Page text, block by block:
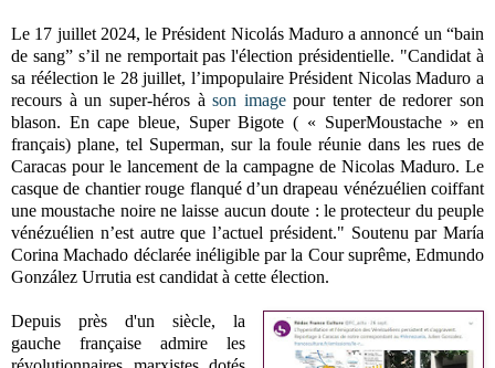
Le 17 juillet 2024, le Président Nicolás Maduro a annoncé un “bain
de sang” s’il ne remportait pas l'élection présidentielle. "Candidat à
sa réélection le 28 juillet, l’impopulaire Président Nicolas Maduro a
recours à un super-héros àson imagepour tenter de redorer son
blason. En cape bleue, Super Bigote ( « SuperMoustache » en
français) plane, tel Superman, sur la foule réunie dans les rues de
Caracas pour le lancement de la campagne de Nicolas Maduro. Le
casque de chantier rouge flanqué d’un drapeau vénézuélien coiffant
une moustache noire ne laisse aucun doute : le protecteur du peuple
vénézuélien n’est autre que l’actuel président." Soutenu par María
Corina Machado déclarée inéligible par la Cour suprême, Edmundo
González Urrutia est candidat à cette élection.
Depuis près d'un siècle, la
gauche française admire les